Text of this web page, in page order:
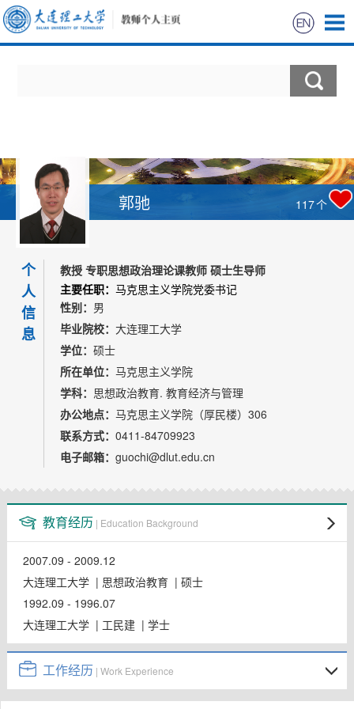
教学研究
获奖信息
招生信息
我的相册
教师博客
郭驰 117个
个
人
信
息
教授 专职思想政治理论课教师 硕士生导师
主要任职： 马克思主义学院党委书记
性别： 男
毕业院校： 大连理工大学
学位： 硕士
所在单位： 马克思主义学院
学科： 思想政治教育. 教育经济与管理
办公地点： 马克思主义学院（厚民楼）306
联系方式： 0411-84709923
电子邮箱： guochi@dlut.edu.cn
教育经历 | Education Background
2007.09 - 2009.12
大连理工大学 | 思想政治教育 | 硕士
1992.09 - 1996.07
大连理工大学 | 工民建 | 学士
工作经历 | Work Experience